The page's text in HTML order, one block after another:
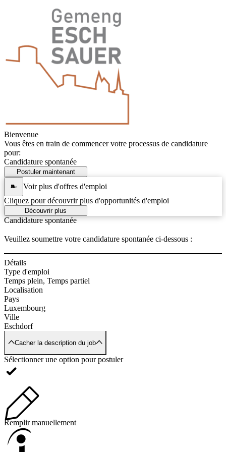
Bienvenue
Vous êtes en train de commencer votre processus de candidature
pour:
Candidature spontanée
Postuler maintenant
Voir plus d'offres d'emploi
Cliquez pour découvrir plus d'opportunités d'emploi
Découvrir plus
Candidature spontanée
Veuillez soumettre votre candidature spontanée ci-dessous :
Détails
Type d'emploi
Temps plein, Temps partiel
Localisation
Pays
Luxembourg
Ville
Eschdorf
Cacher la description du job
Sélectionner une option pour postuler
Remplir manuellement